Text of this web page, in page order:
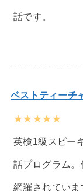
話です。
ベストティーチ
★★★★★
英検1級スピー
話プログラム
網羅されていま